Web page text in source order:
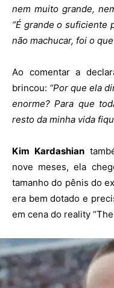
nem muito grande,
“É grande o suficiente
não machucar, foi o
Ao comentar a
brincou: “Por que ela
enorme? Para que
resto da minha vida
Kim Kardashian
nove meses, ela
tamanho do pênis do
era bem dotado e
em cena do reality